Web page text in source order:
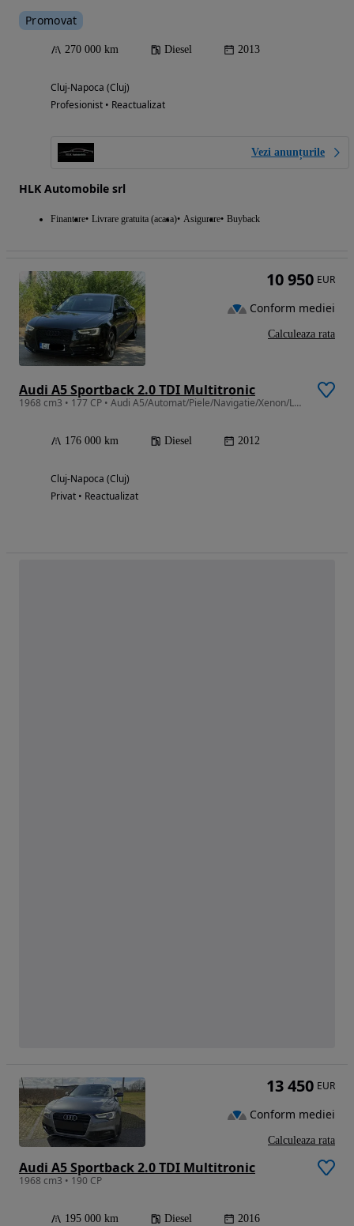
Promovat
270 000 km Diesel 2013
Cluj-Napoca (Cluj)
Profesionist • Reactualizat
Vezi anunțurile
HLK Automobile srl
Finantare Livrare gratuita (acasa) Asigurare Buyback
Audi A5 Sportback 2.0 TDI Multitronic
1968 cm3 • 177 CP • Audi A5/Automat/Piele/Navigatie/Xenon/Led/1 Proprietar
176 000 km Diesel 2012
Cluj-Napoca (Cluj)
Privat • Reactualizat
10 950 EUR
Conform mediei
Calculeaza rata
Audi A5 Sportback 2.0 TDI Multitronic
1968 cm3 • 190 CP
195 000 km Diesel 2016
13 450 EUR
Conform mediei
Calculeaza rata